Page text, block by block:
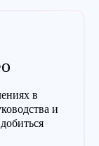
в
и